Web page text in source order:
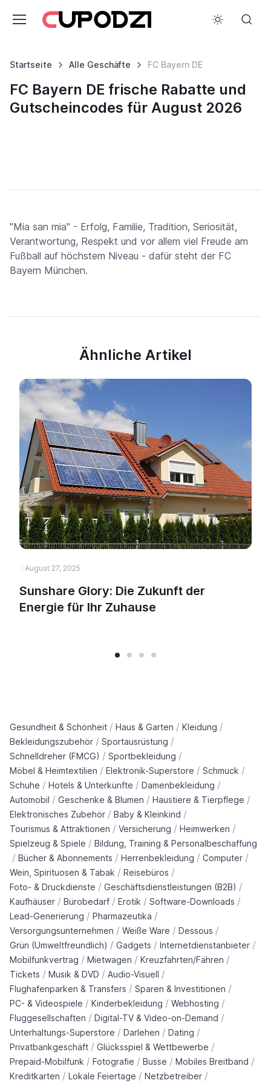
Startseite Alle Geschäfte FC Bayern DE
FC Bayern DE frische Rabatte und
Gutscheincodes für August 2026
"Mia san mia" - Erfolg, Familie, Tradition, Seriosität,
Verantwortung, Respekt und vor allem viel Freude am
Fußball auf höchstem Niveau - dafür steht der FC
Bayern München.
Ähnliche Artikel
August 27, 2025
Sunshare Glory: Die Zukunft der
Energie für Ihr Zuhause
Gesundheit & Schönheit / Haus & Garten / Kleidung /
Bekleidungszubehör / Sportausrüstung /
Schnelldreher (FMCG) / Sportbekleidung /
Möbel & Heimtextilien / Elektronik-Superstore / Schmuck /
Schuhe / Hotels & Unterkünfte / Damenbekleidung /
Automobil / Geschenke & Blumen / Haustiere & Tierpflege /
Elektronisches Zubehör / Baby & Kleinkind /
Tourismus & Attraktionen / Versicherung / Heimwerken /
Spielzeug & Spiele / Bildung, Training & Personalbeschaffung
/ Bücher & Abonnements / Herrenbekleidung / Computer /
Wein, Spirituosen & Tabak / Reisebüros /
Foto- & Druckdienste / Geschäftsdienstleistungen (B2B) /
Kaufhäuser / Bürobedarf / Erotik / Software-Downloads /
Lead-Generierung / Pharmazeutika /
Versorgungsunternehmen / Weiße Ware / Dessous /
Grün (Umweltfreundlich) / Gadgets / Internetdienstanbieter /
Mobilfunkvertrag / Mietwagen / Kreuzfahrten/Fähren /
Tickets / Musik & DVD / Audio-Visuell /
Flughafenparken & Transfers / Sparen & Investitionen /
PC- & Videospiele / Kinderbekleidung / Webhosting /
Fluggesellschaften / Digital-TV & Video-on-Demand /
Unterhaltungs-Superstore / Darlehen / Dating /
Privatbankgeschäft / Glücksspiel & Wettbewerbe /
Prepaid-Mobilfunk / Fotografie / Busse / Mobiles Breitband /
Kreditkarten / Lokale Feiertage / Netzbetreiber /